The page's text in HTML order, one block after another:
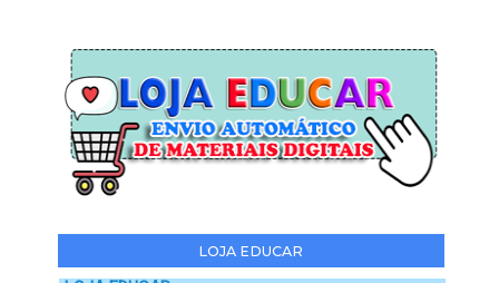
LOJA EDUCAR